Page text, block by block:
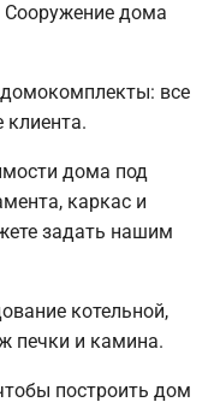
Сооружение дома
все
дома под
каркас и
задать нашим
котельной,
печки и камина.
построить дом